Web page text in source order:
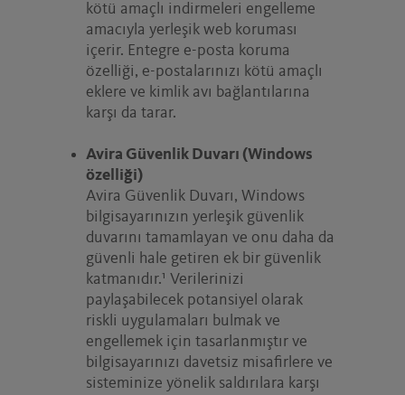
kötü amaçlı indirmeleri engelleme
amacıyla yerleşik web koruması
içerir. Entegre e-posta koruma
özelliği, e-postalarınızı kötü amaçlı
eklere ve kimlik avı bağlantılarına
karşı da tarar.
Avira Güvenlik Duvarı (Windows
özelliği)
Avira Güvenlik Duvarı, Windows
bilgisayarınızın yerleşik güvenlik
duvarını tamamlayan ve onu daha da
güvenli hale getiren ek bir güvenlik
katmanıdır.¹ Verilerinizi
paylaşabilecek potansiyel olarak
riskli uygulamaları bulmak ve
engellemek için tasarlanmıştır ve
bilgisayarınızı davetsiz misafirlere ve
sisteminize yönelik saldırılara karşı